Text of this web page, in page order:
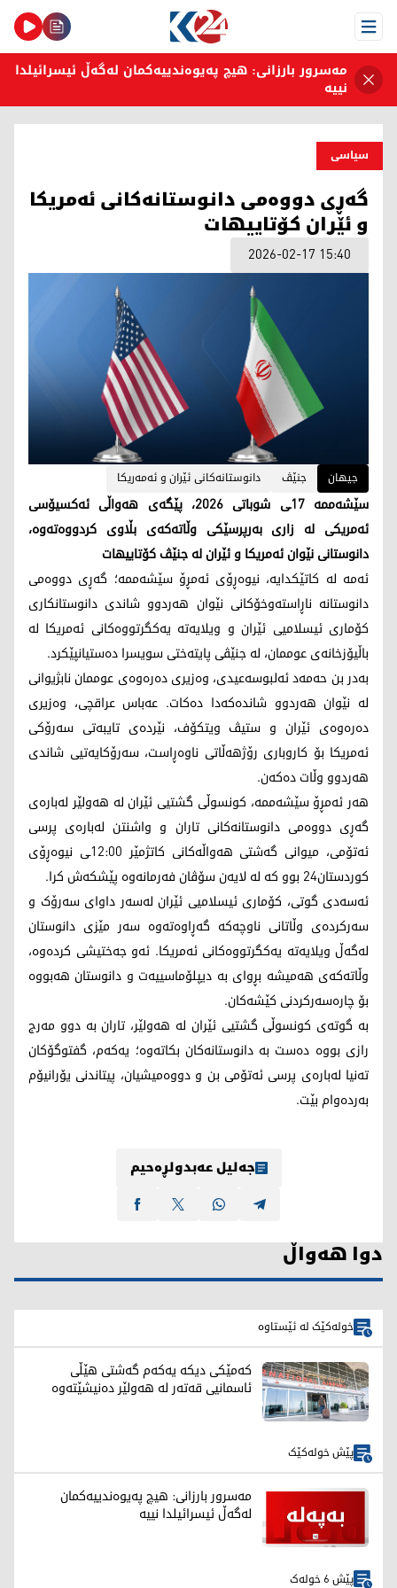
Open Menu
مەسرور بارزانی: هیچ پەیوەندییەکمان لەگەڵ ئیسرائیلدا
نییە
سیاسی
گەڕی دووەمی دانوستانەکانی ئەمریکا
و ئێران کۆتاییهات
2026-02-17 15:40
جیهان جنێڤ دانوستانەکانی ئێران و ئەمەریکا
سێشەممە 17ـی شوباتی 2026، پێگەی هەواڵی ئەکسیۆسی
ئەمریکی لە زاری بەرپرسێکی وڵاتەکەی بڵاوی کردووەتەوە،
دانوستانی نێوان ئەمریکا و ئێران لە جنێڤ کۆتاییهات
ئەمە لە کاتێکدایە، نیوەڕۆی ئەمڕۆ سێشەممە؛ گەڕی دووەمی
دانوستانە ناڕاستەوخۆکانی نێوان هەردوو شاندی دانوستانکاری
کۆماری ئیسلامیی ئێران و ویلایەتە یەکگرتووەکانی ئەمریکا لە
باڵیۆزخانەی عوممان، لە جنێڤی پایتەختی سویسرا دەستیانپێکرد.
بەدر بن حەمەد ئەلبوسەعیدی، وەزیری دەرەوەی عوممان نابژیوانی
لە نێوان هەردوو شاندەکەدا دەکات. عەباس عراقچی، وەزیری
دەرەوەی ئێران و ستیڤ ویتکۆف، نێردەی تایبەتی سەرۆکی
ئەمریکا بۆ کاروباری رۆژهەڵاتی ناوەڕاست، سەرۆکایەتیی شاندی
هەردوو وڵات دەکەن.
هەر ئەمڕۆ سێشەممە، کونسوڵی گشتیی ئێران لە هەولێر لەبارەی
گەڕی دووەمی دانوستانەکانی تاران و واشنتن لەبارەی پرسی
ئەتۆمی، میوانی گەشتی هەواڵەکانی کاتژمێر 12:00ـی نیوەڕۆی
کوردستان24 بوو کە لە لایەن سۆڤان فەرمانەوە پێشکەش کرا.
ئەسەدی گوتی، کۆماری ئیسلامیی ئێران لەسەر داوای سەرۆک و
سەرکردەی وڵاتانی ناوچەکە گەڕاوەتەوە سەر مێزی دانوستان
لەگەڵ ویلایەتە یەکگرتووەکانی ئەمریکا. ئەو جەختیشی کردەوە،
وڵاتەکەی هەمیشە بڕوای بە دیپلۆماسییەت و دانوستان هەبووە
بۆ چارەسەرکردنی کێشەکان.
بە گوتەی کونسوڵی گشتیی ئێران لە هەولێر، تاران بە دوو مەرج
رازی بووە دەست بە دانوستانەکان بکاتەوە؛ یەکەم، گفتوگۆکان
تەنیا لەبارەی پرسی ئەتۆمی بن و دووەمیشیان، پیتاندنی یۆرانیۆم
بەردەوام بێت.
جەلیل عەبدولڕەحیم
دوا هەواڵ
خولەکێک لە ئێستاوە
کەمێکی دیکە یەکەم گەشتی هێڵی
ئاسمانیی قەتەر لە هەولێر دەنیشێتەوە
پێش خولەکێک
مەسرور بارزانی: هیچ پەیوەندییەکمان
لەگەڵ ئیسرائیلدا نییە
پێش 6 خولەک